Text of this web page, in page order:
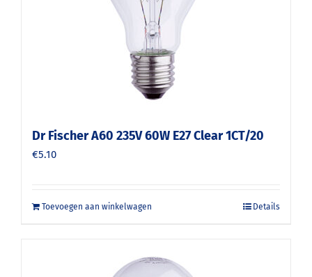
Dr Fischer A60 235V 60W E27 Clear 1CT/20
€5.10
Toevoegen aan winkelwagen Details